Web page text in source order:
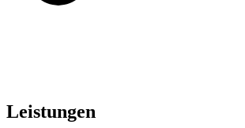
Leistungen